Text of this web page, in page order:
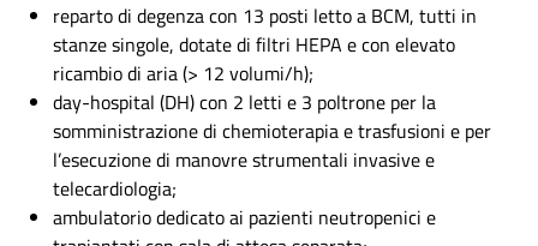
reparto di degenza con 13 posti letto a BCM, tutti in
stanze singole, dotate di filtri HEPA e con elevato
ricambio di aria (> 12 volumi/h);
day-hospital (DH) con 2 letti e 3 poltrone per la
somministrazione di chemioterapia e trasfusioni e per
l’esecuzione di manovre strumentali invasive e
telecardiologia;
ambulatorio dedicato ai pazienti neutropenici e